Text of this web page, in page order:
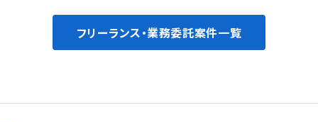
フリーランス・業務委託案件一覧